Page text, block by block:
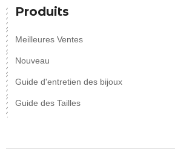
Produits
Meilleures Ventes
Nouveau
Guide d'entretien des bijoux
Guide des Tailles